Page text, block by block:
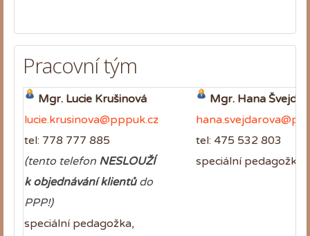
Pracovní tým
Mgr. Lucie Krušinová
lucie.krusinova@pppuk.cz
tel: 778 777 885
(tento telefon NESLOUŽÍ
k objednávání klientů do
PPP!)
speciální pedagožka,
Mgr. Hana
tel: 475 532 803
speciální pedagožka